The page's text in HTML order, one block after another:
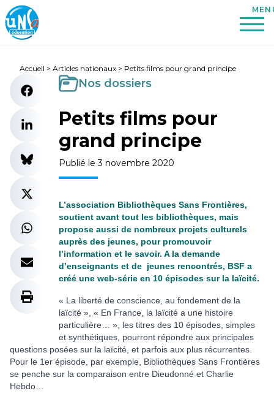
Accueil > Articles nationaux > Petits films pour grand principe
Nos dossiers
Petits films pour
grand principe
Publié le 3 novembre 2020
L’association Bibliothèques Sans Frontières,
soutient avant tout les bibliothèques, mais
propose aussi de nombreux projets culturels
auprès des jeunes, pour promouvoir
l’information et le savoir. A la demande
d’enseignants et de jeunes rencontrés, BSF a
créé une web-série en 10 épisodes sur la laïcité.
« La liberté de conscience, au fondement de la
laïcité », « En France, la laïcité a une histoire
particulière… », les titres des 10 épisodes, simples
et synthétiques, pourront répondre aux principales
questions posées sur la laïcité, et parfois aux plus récurrentes.
Pour le 1er épisode, par exemple, Bibliothèques Sans Frontières
se penche sur la comparaison entre Dieudonné et Charlie
Hebdo…